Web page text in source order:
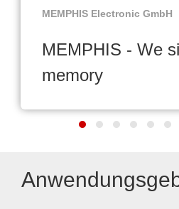
MEMPHIS Electronic GmbH
MEMPHIS - We
memory